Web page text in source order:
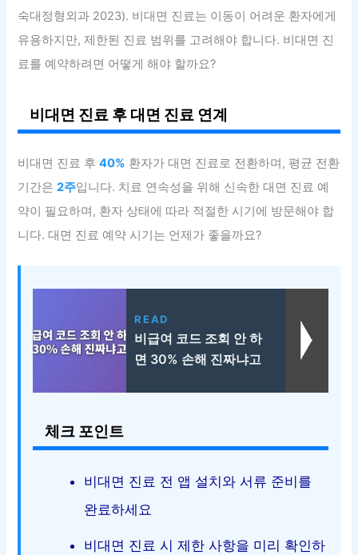
숙대정형외과 2023). 비대면 진료는 이동이 어려운 환자에게
유용하지만, 제한된 진료 범위를 고려해야 합니다. 비대면 진
료를 예약하려면 어떻게 해야 할까요?
비대면 진료 후 대면 진료 연계
비대면 진료 후40% 환자가 대면 진료로 전환하며, 평균 전환
기간은2주입니다. 치료 연속성을 위해 신속한 대면 진료 예
약이 필요하며, 환자 상태에 따라 적절한 시기에 방문해야 합
니다. 대면 진료 예약 시기는 언제가 좋을까요?
READ
비급여 코드 조회 안 하
면 30% 손해 진짜냐고
체크 포인트
비대면 진료 전 앱 설치와 서류 준비를
완료하세요
비대면 진료 시 제한 사항을 미리 확인하